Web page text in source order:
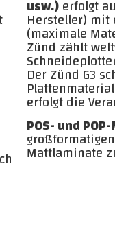
usw.)erfolgt
Hersteller) mit
(maximale
Zünd zählt
Der Zünd G3
erfolgt die
POS- und
Mattlaminate